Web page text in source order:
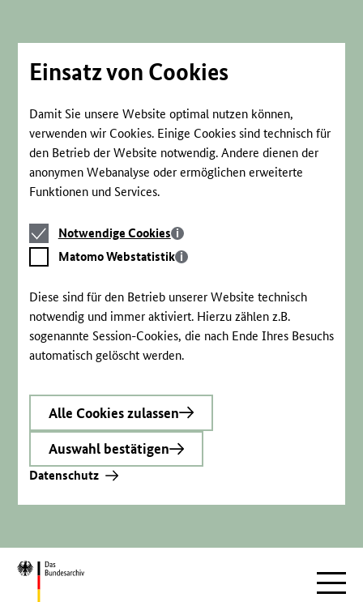
Einsatz von Cookies
Damit Sie unsere Website optimal nutzen können,
verwenden wir Cookies. Einige Cookies sind technisch für
den Betrieb der Website notwendig. Andere dienen der
anonymen Webanalyse oder ermöglichen erweiterte
Funktionen und Services.
Notwendige
Cookies
Notwendige Cookies
Matomo
Webstatistik
Matomo Webstatistik
Diese sind für den Betrieb unserer Website technisch
notwendig und immer aktiviert. Hierzu zählen z.B.
sogenannte Session-Cookies, die nach Ende Ihres Besuchs
automatisch gelöscht werden.
Alle Cookies zulassen
Auswahl bestätigen
Datenschutz
Zur